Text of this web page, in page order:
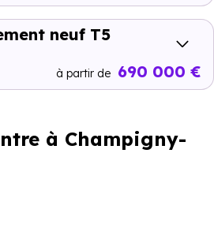
neuf T5
à partir de 690 000 €
à Champigny-